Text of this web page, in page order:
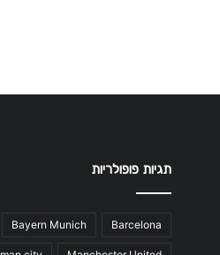
תגיות פופולריות
Barcelona
Bayern Munich